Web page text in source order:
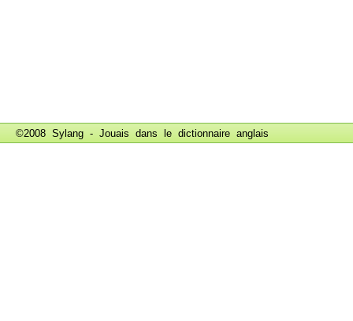
©2008 Sylang - Jouais dans le dictionnaire anglais